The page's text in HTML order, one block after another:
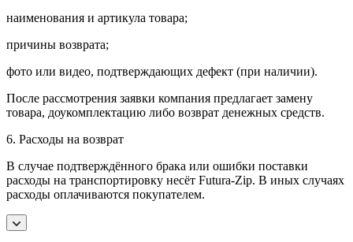
наименования и артикула товара;
причины возврата;
фото или видео, подтверждающих дефект (при наличии).
После рассмотрения заявки компания предлагает замену
товара, доукомплектацию либо возврат денежных средств.
6. Расходы на возврат
В случае подтверждённого брака или ошибки поставки
расходы на транспортировку несёт Futura-Zip. В иных случаях
расходы оплачиваются покупателем.